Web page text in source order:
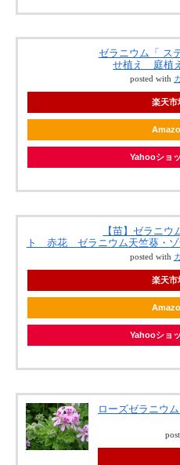
ゼラニウム「
せ植え 庭植
posted with
楽天市
Yahooショ
【苗】ゼラニ
ト 赤花 ゼラニウム天竺葵・
posted with
楽天市
Yahooショ
ローズゼラニ